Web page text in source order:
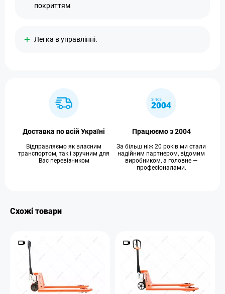
покриттям
Легка в управлінні.
Доставка по всій Україні
Відправляємо як власним
транспортом, так і зручним для
Вас перевізником
Працюємо з 2004
За більш ніж 20 років ми стали
надійним партнером, відомим
виробником, а головне —
професіоналами.
Схожі товари